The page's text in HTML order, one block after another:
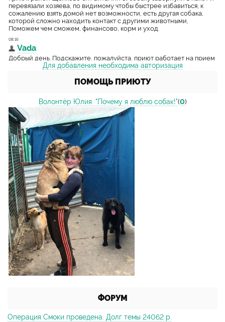
Для добавления необходима авторизация
ПОМОЩЬ ПРИЮТУ
Волонтёр Юлия: "Почему я люблю собак!"(0)
ФОРУМ
Операция Смоки проведена. Долг темы 24062 р.